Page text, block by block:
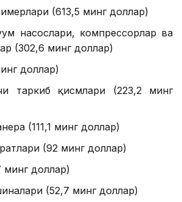
(613,5 минг доллар)
насослари, компрессорлар ва
(302,6 минг доллар)
доллар)
таркиб қисмлари (223,2 минг
(111,1 минг доллар)
(92 минг доллар)
минг доллар)
(52,7 минг доллар)